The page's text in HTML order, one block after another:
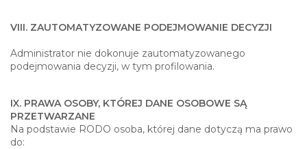
VIII. ZAUTOMATYZOWANE PODEJMOWANIE DECYZJI
Administrator nie dokonuje zautomatyzowanego
podejmowania decyzji, w tym profilowania.
IX. PRAWA OSOBY, KTÓREJ DANE OSOBOWE SĄ
PRZETWARZANE
Na podstawie RODO osoba, której dane dotyczą ma prawo
do: